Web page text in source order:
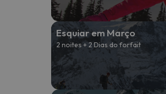
Esquiar em Março
2 noites + 2 Dias do forfait